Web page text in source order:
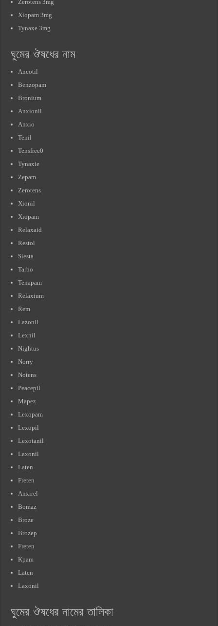
Zerotens 3mg
Xiopam 3mg
Tynaxe 3mg
ঘুমের ঔষধের নাম
Ancotil
Benzopam
Bronium
Anxionil
Anxio
Tenil
Tensfree0
Tynaxie
Zepam
Zerotens
Xionil
Xiopam
Relaxaid
Restol
Siesta
Tarbo
Tenapam
Relaxium
Rem
Lazonil
Lexnil
Nightus
Norry
Notens
Peacepil
Mapez
Lexopam
Lexopil
Lexotanil
Laxonil
Laten
Freten
Anxirel
Bomaz
Broze
Brozep
Freten
Kpam
Laten
Laxonil
ঘুমের ঔষধের নামের তালিকা